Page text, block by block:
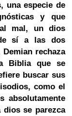
una especie de
y que
mal, un dios
sí a las dos
rechaza
Biblia que se
buscar sus
como el
absolutamente
dios se parezca